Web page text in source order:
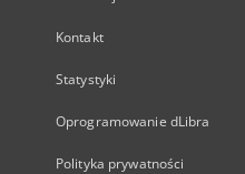
Kontakt
Statystyki
Oprogramowanie dLibra
Polityka prywatności